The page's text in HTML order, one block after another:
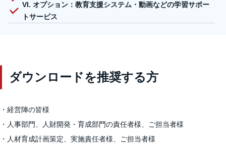
VI. オプション：教育支援システム・動画などの学習サポー
トサービス
ダウンロードを推奨する方
・経営陣の皆様
・人事部門、人財開発・育成部門の責任者様、ご担当者様
・人材育成計画策定、実施責任者様、ご担当者様